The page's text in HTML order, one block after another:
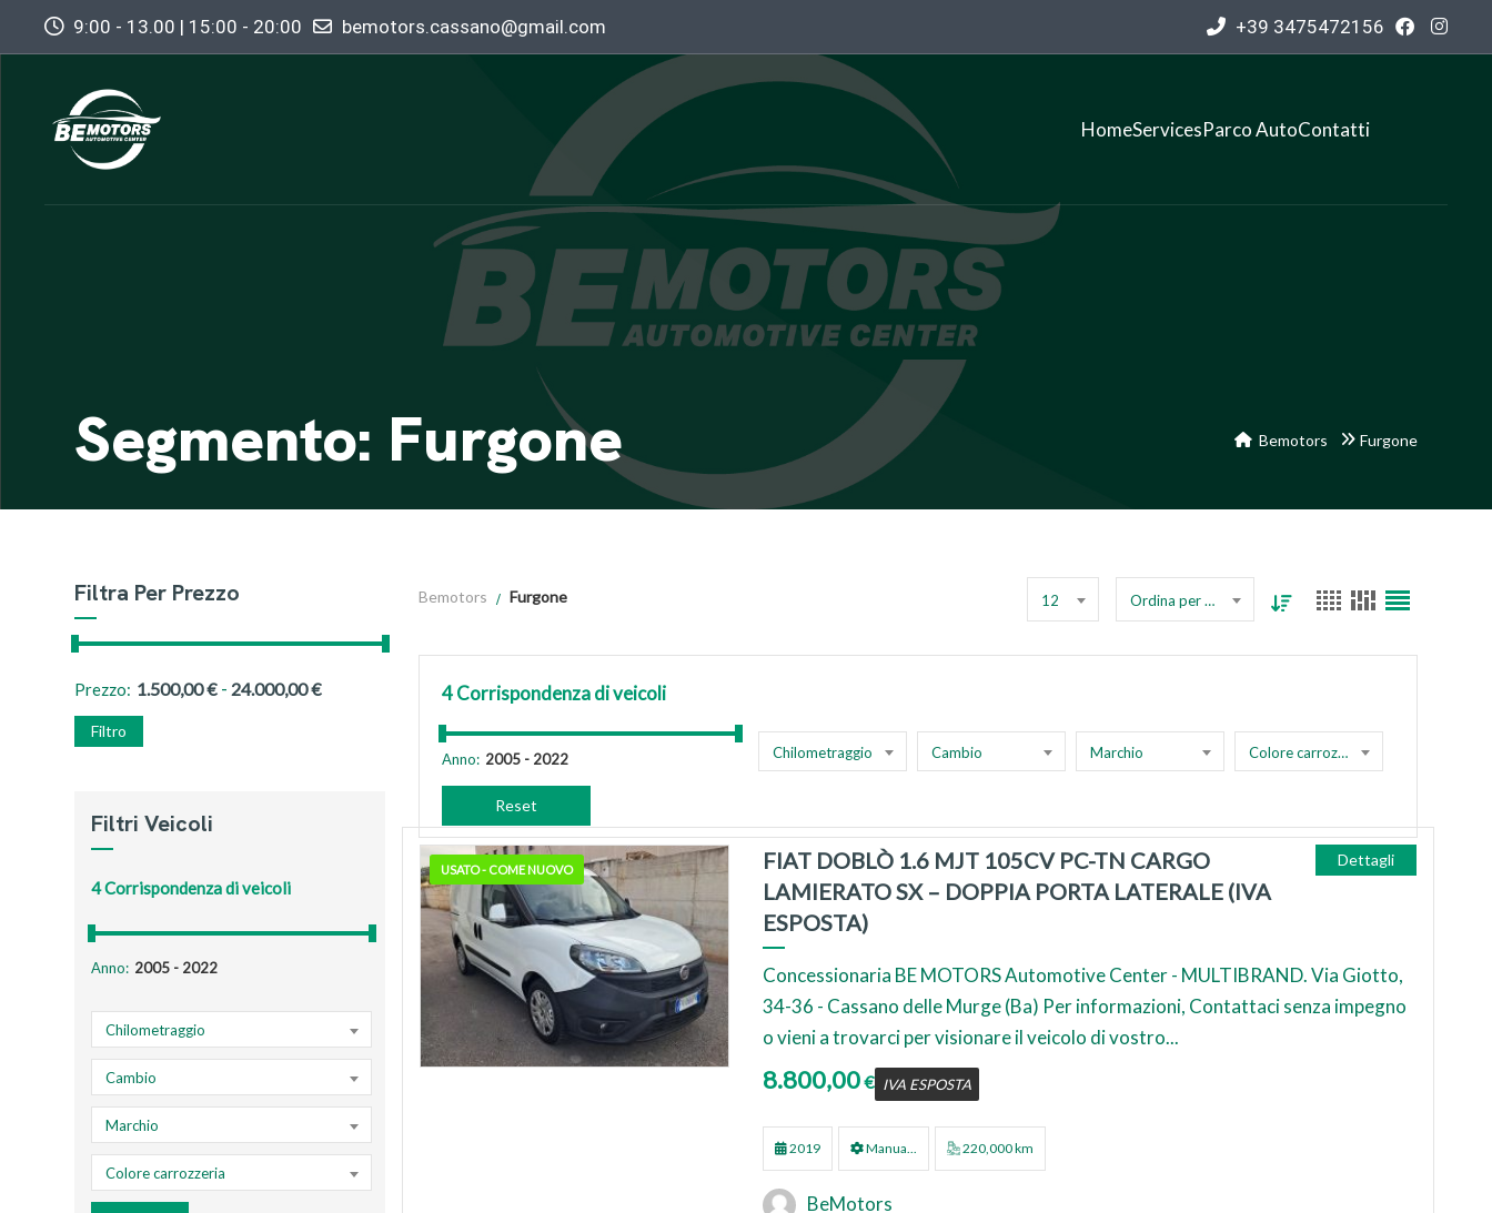
9:00 - 13.00 | 15:00 - 20:00 bemotors.cassano@gmail.com +39 3475472156
HomeServicesParco AutoContatti
Segmento: Furgone Bemotors Furgone
Filtra Per Prezzo
Prezzo: 1.500,00€ - 24.000,00€
Filtro
Filtri Veicoli
4Corrispondenza di veicoli
Anno:
Chilometraggio
Cambio
Marchio
Colore carrozzeria
Bemotors Furgone 12 Ordina per prezzo
4Corrispondenza di veicoli
Anno: Chilometraggio Cambio Marchio Colore carrozzeria
Reset
USATO - COME NUOVO
FIAT DOBLÒ 1.6 MJT 105CV PC-TN CARGO
LAMIERATO SX – DOPPIA PORTA LATERALE (IVA
ESPOSTA)
Concessionaria BE MOTORS Automotive Center - MULTIBRAND. Via Giotto,
34-36 - Cassano delle Murge (Ba) Per informazioni, Contattaci senza impegno
o vieni a trovarci per visionare il veicolo di vostro...
8.800,00€ IVA ESPOSTA
Dettagli
2019 Manua... 220,000 km
BeMotors